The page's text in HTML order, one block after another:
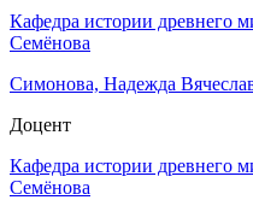
Кафедра истории древнего
Семёнова
Симонова, Надежда
Доцент
Кафедра истории древнего
Семёнова